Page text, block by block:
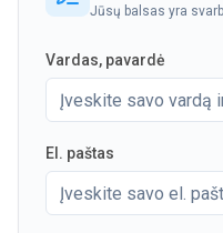
Jūsų balsas yra
Vardas, pavardė
El. paštas